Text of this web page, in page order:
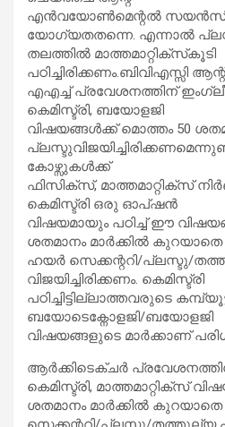
എന്‍വയോണ്‍മെന്റല്‍
യോഗ്യതതന്നെ. എന്നാല്‍
തലത്തില്‍ മാത്തമാറ്റിക്സ്‌കൂടി
പഠിച്ചിരിക്കണം.ബിവിഎസ്സി ആന്റ്
എഎച്ച് പ്രവേശനത്തിന്
കെമിസ്ട്രി, ബയോളജി
വിഷയങ്ങള്‍ക്ക് മൊത്തം 50
കോഴ്സുകള്‍ക്ക്
ഫിസിക്സ്, മാത്തമാറ്റിക്സ്
കെമിസ്ട്രി ഒരു ഓപ്ഷന്‍
വിഷയമായും പഠിച്ച് ഈ
ശതമാനം മാര്‍ക്കില്‍ കുറയാതെ
ഹയര്‍ സെക്കന്ററി/പ്ലസ്ടു/
വിജയിച്ചിരിക്കണം. കെമിസ്ട്രി
പഠിച്ചിട്ടില്ലാത്തവരുടെ
ബയോടെക്നോളജി/ബയോളജി
വിഷയങ്ങളുടെ മാര്‍ക്കാണ്
ആര്‍ക്കിടെക്ചര്‍
കെമിസ്ട്രി, മാത്തമാറ്റിക്സ്
ശതമാനം മാര്‍ക്കില്‍